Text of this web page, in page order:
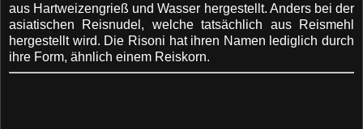
aus Hartweizengrieß und Wasser hergestellt. Anders bei der
asiatischen Reisnudel, welche tatsächlich aus Reismehl
hergestellt wird. Die Risoni hat ihren Namen lediglich durch
ihre Form, ähnlich einem Reiskorn.